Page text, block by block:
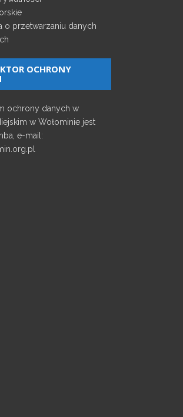
o przetwarzaniu danych
OCHRONY
ochrony danych w
w Wołominie jest
e-mail: